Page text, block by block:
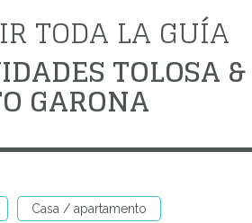
TODA LA GUÍA
TOLOSA &
GARONA
Casa / apartamento